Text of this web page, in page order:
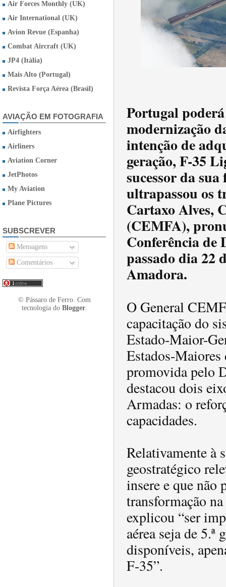
Air Forces Monthly (UK)
Air International (UK)
Avion Revue (Espanha)
Combat Aircraft (UK)
JP4 (Itália)
Mais Alto (Portugal)
Revista Força Aérea (Brasil)
AVIAÇÃO EM FOTOGRAFIA
Airfighters
Airliners
Aviation Corner
JetPhotos
My Aviation
Plane Pictures
SUBSCREVER
Mensagens
Comentários
© Pássaro de Ferro. Com
tecnologia do Blogger.
Portugal
modernização
intenção de
geração, F-35
sucessor da
ultrapassou os
Cartaxo Alves,
(CEMFA),
Conferência de
passado dia 22
Amadora.
O General
capacitação do
Estado-Maior-
Estados-
promovida pelo
destacou dois
Armadas: o
capacidades.
Relativamente à
geostratégico
insere e que não
transformação
explicou “ser
aérea seja de 5.ª
disponíveis,
F-35”.